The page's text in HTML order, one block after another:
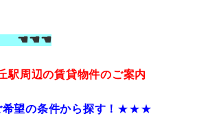
☚☚☚
駅周辺の賃貸物件のご案内
の条件から探す！ ★★★